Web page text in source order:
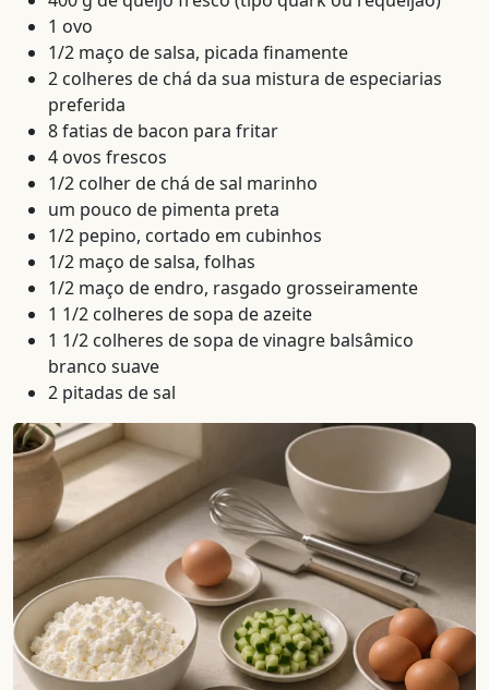
1 ovo
1/2 maço de salsa, picada finamente
2 colheres de chá da sua mistura de especiarias
preferida
8 fatias de bacon para fritar
4 ovos frescos
1/2 colher de chá de sal marinho
um pouco de pimenta preta
1/2 pepino, cortado em cubinhos
1/2 maço de salsa, folhas
1/2 maço de endro, rasgado grosseiramente
1 1/2 colheres de sopa de azeite
1 1/2 colheres de sopa de vinagre balsâmico
branco suave
2 pitadas de sal